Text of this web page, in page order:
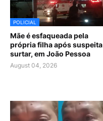
POLICIAL
Mãe é esfaqueada pela
própria filha após suspeita
surtar, em João Pessoa
August 04, 2026